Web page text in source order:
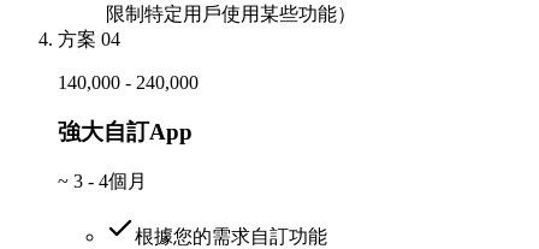
限制特定用戶使用某些功能）
方案 04
140,000 - 240,000
強大自訂App
~ 3 - 4個月
根據您的需求自訂功能